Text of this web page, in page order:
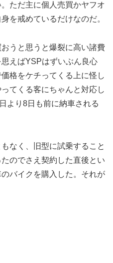
ただ主に個人売買かヤフオ
を戒めているだけなのだ。
うと思うと爆裂に高い諸費
えばYSPはずいぶん良心
格をケチってくる上に怪し
てくる客にちゃんと対応し
より8日も前に納車される
なく、旧型に試乗すること
のでさえ契約した直後とい
バイクを購入した。それが